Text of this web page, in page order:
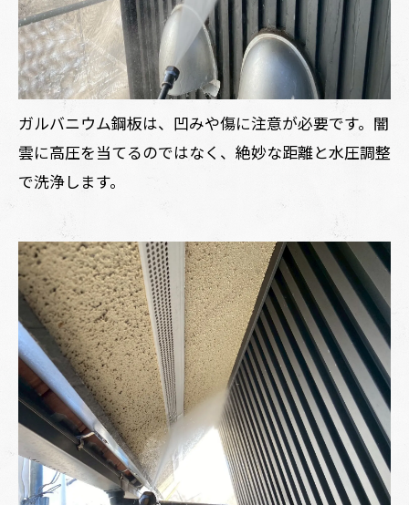
ガルバニウム鋼板は、凹みや傷に注意が必要です。闇
雲に高圧を当てるのではなく、絶妙な距離と水圧調整
で洗浄します。